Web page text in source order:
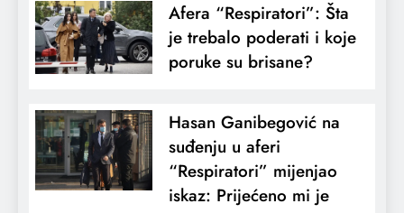
Afera “Respiratori”: Šta
je trebalo poderati i koje
poruke su brisane?
Hasan Ganibegović na
suđenju u aferi
“Respiratori” mijenjao
iskaz: Prijećeno mi je